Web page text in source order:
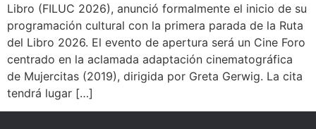
Libro (FILUC 2026), anunció formalmente el inicio de su
programación cultural con la primera parada de la Ruta
del Libro 2026. El evento de apertura será un Cine Foro
centrado en la aclamada adaptación cinematográfica
de Mujercitas (2019), dirigida por Greta Gerwig. La cita
tendrá lugar […]